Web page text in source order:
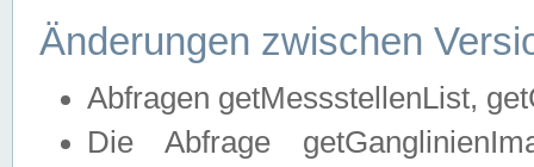
Änderungen zwischen
Abfragen getMessstellenList,
Die Abfrage